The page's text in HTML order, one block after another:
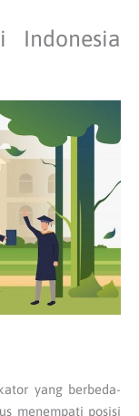
Indonesia
yang berbeda-
menempati posisi